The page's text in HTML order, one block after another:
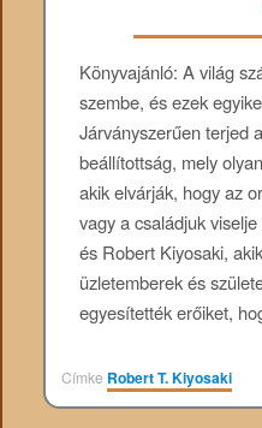
Könyvajánló: A világ
szembe, és ezek
Járványszerűen terjed
beállítottság, mely
akik elvárják, hogy az
vagy a családjuk
és Robert Kiyosaki,
üzletemberek és
egyesítették erőiket,
Címke Robert T. Kiyosaki